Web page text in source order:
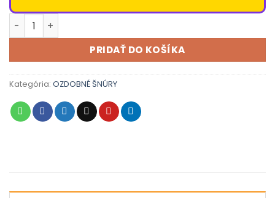
množstvo Ozdobná šnúra atlas 8 mm
PRIDAŤ DO KOŠÍKA
Kategória: OZDOBNÉ ŠNÚRY